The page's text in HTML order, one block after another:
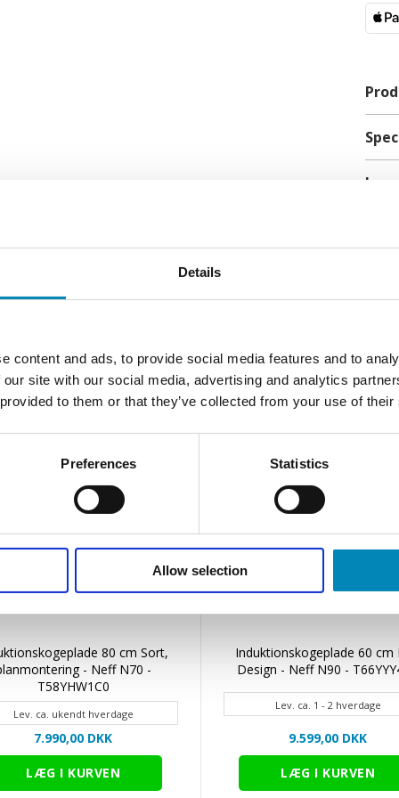
Details
content and ads, to provide social media features and to
site with our social media, advertising and analytics
to them or that they’ve collected from your use of
Preferences Statistics
Allow selection
•
•
•
•
•
• via
•
med
•
•
der
•
SE LIGNENDE PRODUKTER
80 cm Sort,
- Neff N70 -
T58YHW1C0
Lev. ca. ukendt hverdage
7.990,00 DKK
Induktionskogeplade 60 cm
Design - Neff N90 -
Lev. ca. 1 - 2 hverdage
9.599,00 DKK